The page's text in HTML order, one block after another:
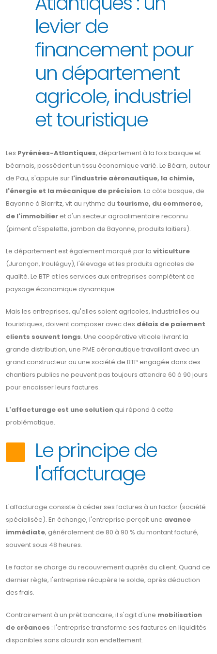
levier de
financement pour
un département
agricole, industriel
et touristique
Les Pyrénées-Atlantiques, département à la fois basque et
béarnais, possèdent un tissu économique varié. Le Béarn, autour
de Pau, s'appuie sur l'industrie aéronautique, la chimie,
l'énergie et la mécanique de précision. La côte basque, de
Bayonne à Biarritz, vit au rythme du tourisme, du commerce,
de l'immobilier et d'un secteur agroalimentaire reconnu
(piment d'Espelette, jambon de Bayonne, produits laitiers).
Le département est également marqué par la viticulture
(Jurançon, Irouléguy), l'élevage et les produits agricoles de
qualité. Le BTP et les services aux entreprises complètent ce
paysage économique dynamique.
Mais les entreprises, qu'elles soient agricoles, industrielles ou
touristiques, doivent composer avec des délais de paiement
clients souvent longs. Une coopérative viticole livrant la
grande distribution, une PME aéronautique travaillant avec un
grand constructeur ou une société de BTP engagée dans des
chantiers publics ne peuvent pas toujours attendre 60 à 90 jours
pour encaisser leurs factures.
L'affacturage est une solution qui répond à cette
problématique.
Le principe de
l'affacturage
L'affacturage consiste à céder ses factures à un factor (société
spécialisée). En échange, l'entreprise perçoit une avance
immédiate, généralement de 80 à 90 % du montant facturé,
souvent sous 48 heures.
Le factor se charge du recouvrement auprès du client. Quand ce
dernier règle, l'entreprise récupère le solde, après déduction
des frais.
Contrairement à un prêt bancaire, il s'agit d'une mobilisation
de créances : l'entreprise transforme ses factures en liquidités
disponibles sans alourdir son endettement.